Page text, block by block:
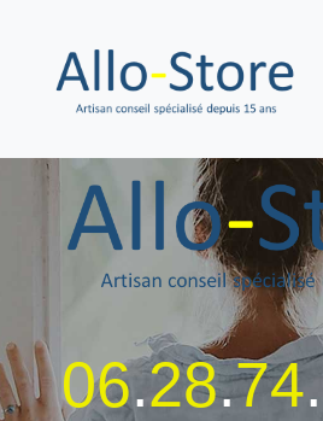
06.28.74.